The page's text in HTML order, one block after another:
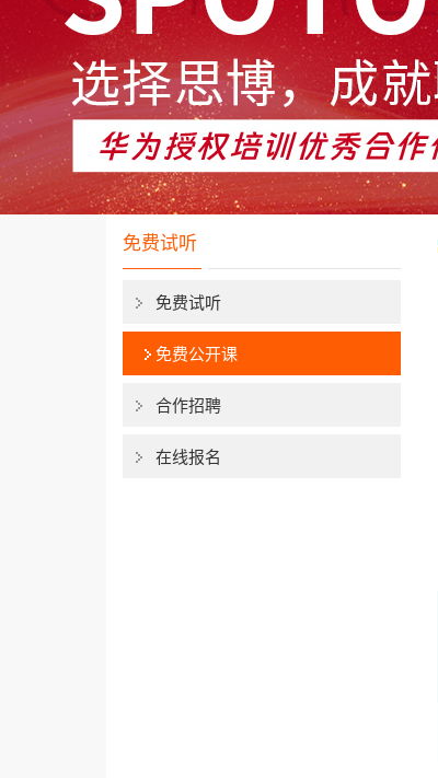
免费试听
免费试听
免费公开课
合作招聘
在线报名